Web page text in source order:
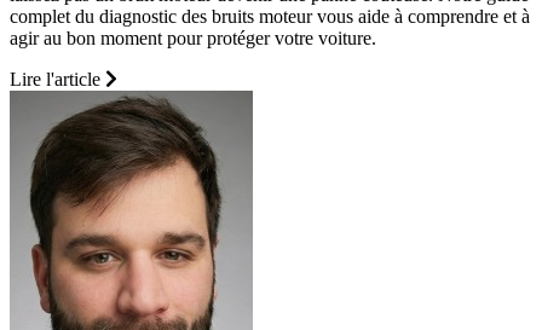
complet du diagnostic des bruits moteur vous aide à comprendre et à
agir au bon moment pour protéger votre voiture.
Lire l'article